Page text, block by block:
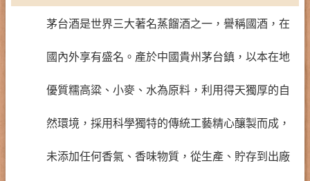
茅台酒是世界三大著名蒸餾酒之一，譽稱國酒，在
國內外享有盛名。產於中國貴州茅台鎮，以本在地
優質糯高粱、小麥、水為原料，利用得天獨厚的自
然環境，採用科學獨特的傳統工藝精心釀製而成，
未添加任何香氣、香味物質，從生產、貯存到出廠